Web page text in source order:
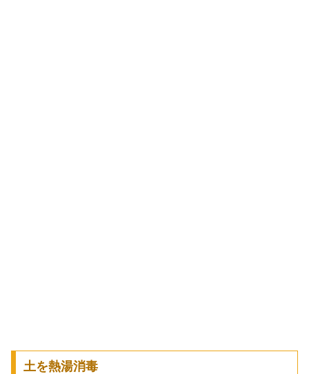
土を熱湯消毒